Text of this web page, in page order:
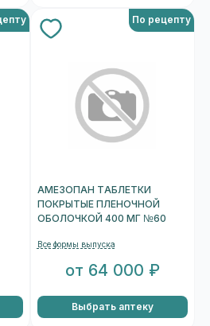
По рецепту
АМЕЗОПАН ТАБЛЕТКИ
ПОКРЫТЫЕ ПЛЕНОЧНОЙ
ОБОЛОЧКОЙ 400 МГ №60
Все формы выпуска
от 64 000 ₽
Выбрать аптеку